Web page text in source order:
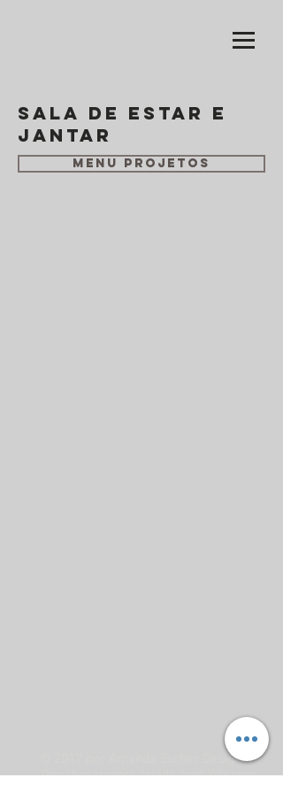
Sala de estar e
jantar
Menu Projetos
© 2017 por Amanda Escher Designer.
Orgulhosamente criado comWix.com